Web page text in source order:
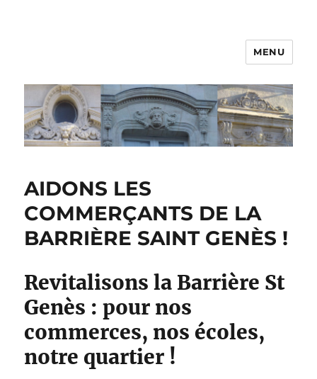
MENU
AIDONS LES
COMMERÇANTS DE LA
BARRIÈRE SAINT GENÈS !
Revitalisons la Barrière St
Genès : pour nos
commerces, nos écoles,
notre quartier !